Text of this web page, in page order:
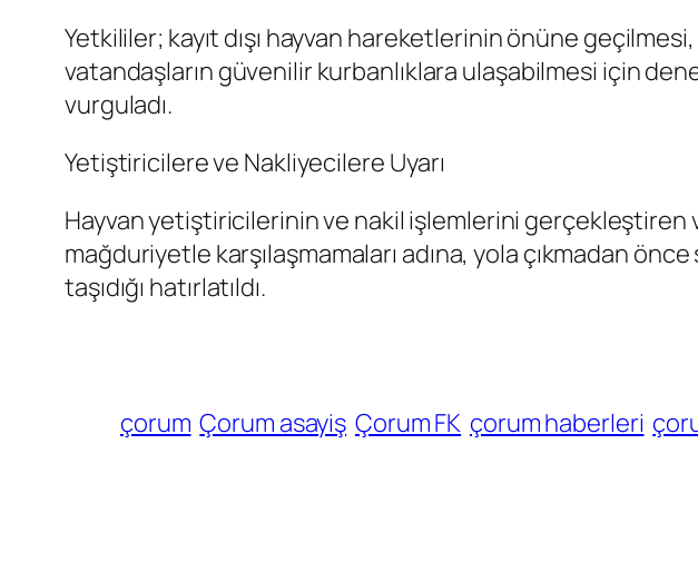
Yetkililer; kayıt dışı hayvan hareketlerinin önüne
vatandaşların güvenilir kurbanlıklara ulaşabilmesi için
vurguladı.
Yetiştiricilere ve Nakliyecilere Uyarı
Hayvan yetiştiricilerinin ve nakil işlemlerini
mağduriyetle karşılaşmamaları adına, yola çıkmadan
taşıdığı hatırlatıldı.
çorum Çorum asayiş Çorum FK çorum haberleri